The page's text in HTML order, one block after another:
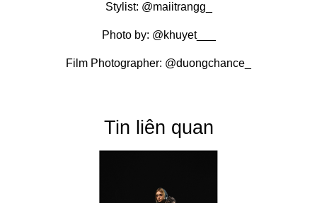
Stylist: @maiitrangg_
Photo by: @khuyet___
Film Photographer: @duongchance_
Tin liên quan